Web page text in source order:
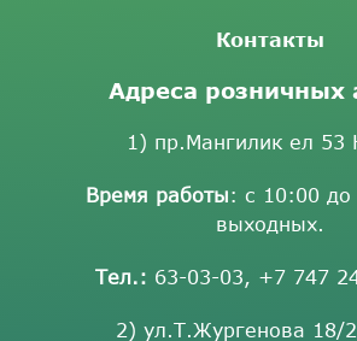
Контакты
Адреса розничных
1) пр.Мангилик ел 53
Время работы: с 10:00 до
выходных.
Тел.: 63-03-03, +7 747
2) ул.Т.Жургенова 18/